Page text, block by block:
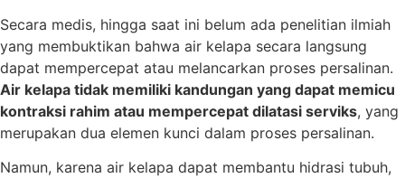
Secara medis, hingga saat ini belum ada penelitian ilmiah
yang membuktikan bahwa air kelapa secara langsung
dapat mempercepat atau melancarkan proses persalinan.
Air kelapa tidak memiliki kandungan yang dapat memicu
kontraksi rahim atau mempercepat dilatasi serviks, yang
merupakan dua elemen kunci dalam proses persalinan.
Namun, karena air kelapa dapat membantu hidrasi tubuh,